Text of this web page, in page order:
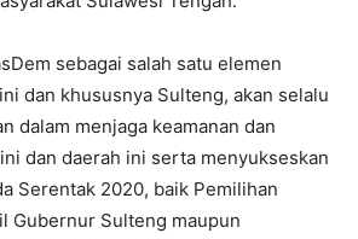
sebagai salah satu elemen
dan khususnya Sulteng, akan selalu
dalam menjaga keamanan dan
dan daerah ini serta menyukseskan
Serentak 2020, baik Pemilihan
Gubernur Sulteng maupun